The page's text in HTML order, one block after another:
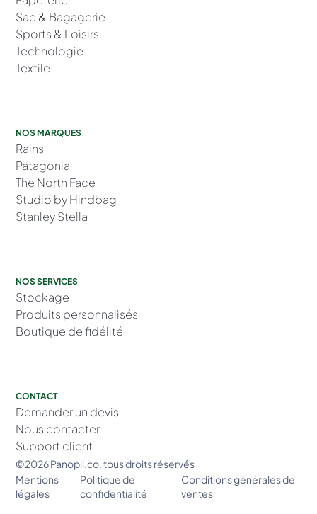
Sac & Bagagerie
Sports & Loisirs
Technologie
Textile
NOS MARQUES
Rains
Patagonia
The North Face
Studio by Hindbag
Stanley Stella
NOS SERVICES
Stockage
Produits personnalisés
Boutique de fidélité
CONTACT
Demander un devis
Nous contacter
Support client
©2026 Panopli.co. tous droits réservés
Mentions
légales
Politique de
confidentialité
Conditions générales de
ventes